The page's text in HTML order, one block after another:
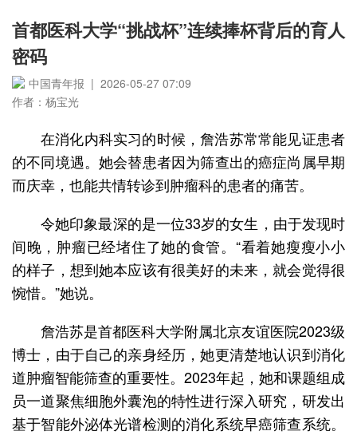
首都医科大学“挑战杯”连续捧杯背后的育人
密码
中国青年报 | 2026-05-27 07:09
作者：杨宝光
在消化内科实习的时候，詹浩苏常常能见证患者
的不同境遇。她会替患者因为筛查出的癌症尚属早期
而庆幸，也能共情转诊到肿瘤科的患者的痛苦。
令她印象最深的是一位33岁的女生，由于发现时
间晚，肿瘤已经堵住了她的食管。“看着她瘦瘦小小
的样子，想到她本应该有很美好的未来，就会觉得很
惋惜。”她说。
詹浩苏是首都医科大学附属北京友谊医院2023级
博士，由于自己的亲身经历，她更清楚地认识到消化
道肿瘤智能筛查的重要性。2023年起，她和课题组成
员一道聚焦细胞外囊泡的特性进行深入研究，研发出
基于智能外泌体光谱检测的消化系统早癌筛查系统。